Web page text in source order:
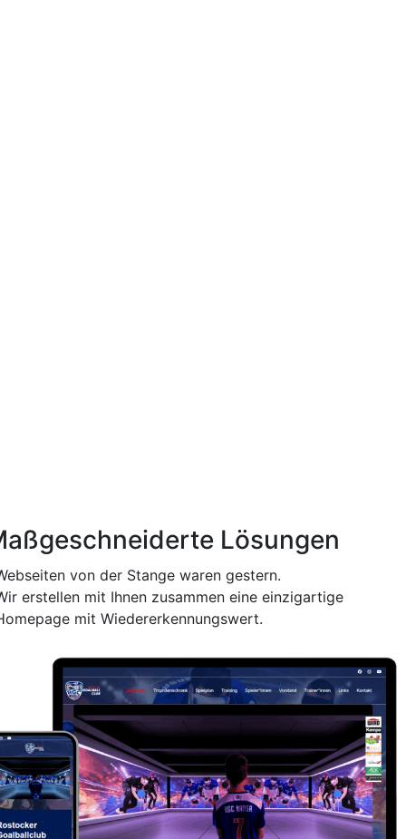
Lösungen
von der Stange waren gestern.
erstellen mit Ihnen zusammen eine einzigartige
mit Wiedererkennungswert.